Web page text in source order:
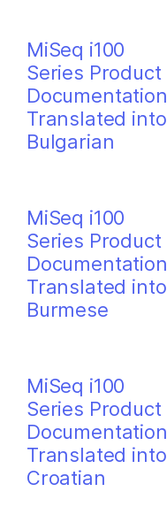
MiSeq i100
Series Product
Documentation
Translated into
Bulgarian
MiSeq i100
Series Product
Documentation
Translated into
Burmese
MiSeq i100
Series Product
Documentation
Translated into
Croatian